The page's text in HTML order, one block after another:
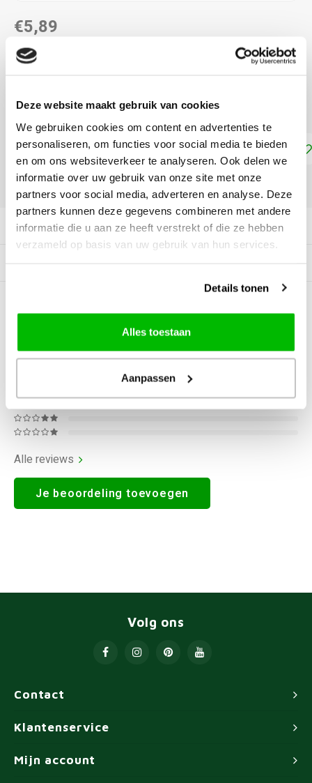
Deze website maakt gebruik van cookies
We gebruiken cookies om content en advertenties te
personaliseren, om functies voor social media te bieden
en om ons websiteverkeer te analyseren. Ook delen we
informatie over uw gebruik van onze site met onze
partners voor social media, adverteren en analyse. Deze
partners kunnen deze gegevens combineren met andere
informatie die u aan ze heeft verstrekt of die ze hebben
verzameld op basis van uw gebruik van hun services.
Details tonen
Alles toestaan
Aanpassen
€5,89
NIET LEVERBAAR
jonge dierenLees meer
Toevoegen aan winkelwagen
Productomschrijving
0Reviews
Alle reviews
Je beoordeling toevoegen
Contact
Volg ons
Klantenservice
Mijn account